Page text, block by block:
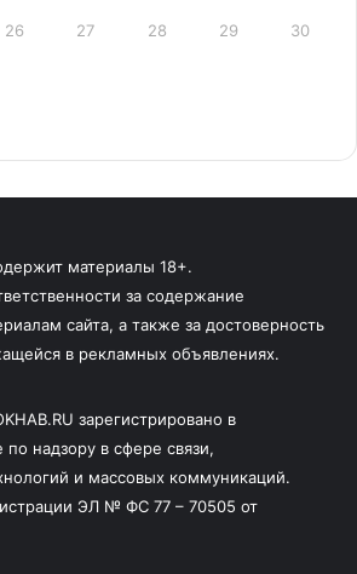
26 27 28 29 30
материалы 18+.
за содержание
сайта, а также за достоверность
в рекламных объявлениях.
зарегистрировано в
надзору в сфере связи,
и массовых коммуникаций.
ЭЛ № ФС 77 – 70505 от